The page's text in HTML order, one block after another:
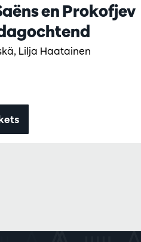
en Prokofjev
Lilja Haatainen